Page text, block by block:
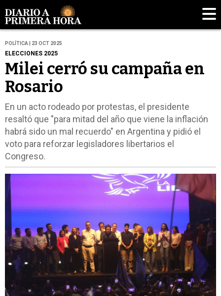
POLÍTICA | 23 OCT 2025
ELECCIONES 2025
Milei cerró su campaña en
Rosario
En un acto rodeado por protestas, el presidente
resaltó que "para mitad del año que viene la inflación
habrá sido un mal recuerdo" en Argentina y pidió el
voto para reforzar legisladores libertarios el
Congreso.